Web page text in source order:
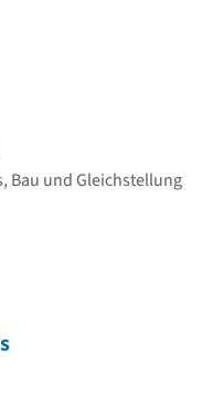
Bau und Gleichstellung